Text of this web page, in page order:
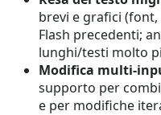
brevi e grafici
Flash precedenti;
lunghi/testi molto
Modifica multi-
supporto per
e per modifiche